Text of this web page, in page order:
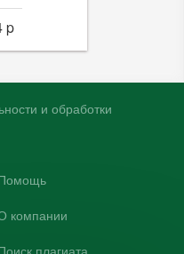
p
и обработки
компании